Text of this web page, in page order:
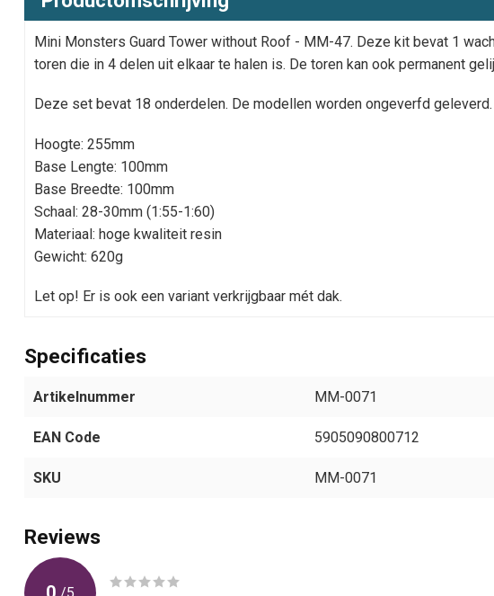
Mini Monsters Guard Tower without Roof - MM-47. Deze kit bevat 1
toren die in 4 delen uit elkaar te halen is. De toren kan ook permanent
Deze set bevat 18 onderdelen. De modellen worden ongeverfd geleverd.
Hoogte: 255mm
Base Lengte: 100mm
Base Breedte: 100mm
Schaal: 28-30mm (1:55-1:60)
Materiaal: hoge kwaliteit resin
Gewicht: 620g
Let op! Er is ook een variant verkrijgbaar mét dak.
Specificaties
Artikelnummer MM-0071
EAN Code 5905090800712
SKU MM-0071
Reviews